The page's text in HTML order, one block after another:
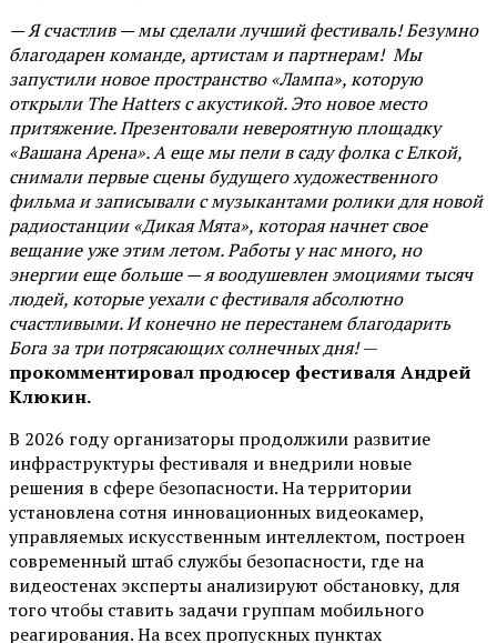
— Я счастлив — мы сделали лучший фестиваль! Безумно
благодарен команде, артистам и партнерам! Мы
запустили новое пространство «Лампа», которую
открыли The Hatters с акустикой. Это новое место
притяжение. Презентовали невероятную площадку
«Вашана Арена». А еще мы пели в саду фолка с Елкой,
снимали первые сцены будущего художественного
фильма и записывали с музыкантами ролики для новой
радиостанции «Дикая Мята», которая начнет свое
вещание уже этим летом. Работы у нас много, но
энергии еще больше — я воодушевлен эмоциями тысяч
людей, которые уехали с фестиваля абсолютно
счастливыми. И конечно не перестанем благодарить
Бога за три потрясающих солнечных дня!—
прокомментировал продюсер фестиваля Андрей
Клюкин.
В 2026 году организаторы продолжили развитие
инфраструктуры фестиваля и внедрили новые
решения в сфере безопасности. На территории
установлена сотня инновационных видеокамер,
управляемых искусственным интеллектом, построен
современный штаб службы безопасности, где на
видеостенах эксперты анализируют обстановку, для
того чтобы ставить задачи группам мобильного
реагирования. На всех пропускных пунктах